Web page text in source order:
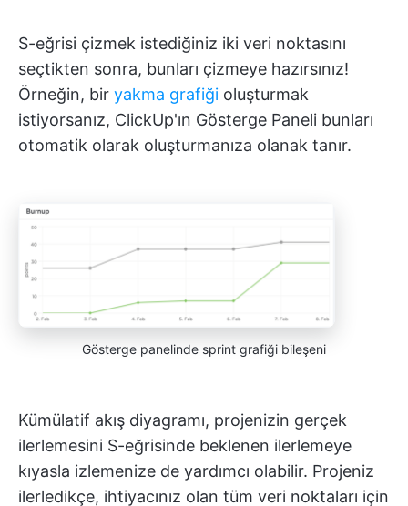
S-eğrisi çizmek istediğiniz iki veri noktasını
seçtikten sonra, bunları çizmeye hazırsınız!
Örneğin, bir yakma grafiği oluşturmak
istiyorsanız, ClickUp'ın Gösterge Paneli bunları
otomatik olarak oluşturmanıza olanak tanır.
Gösterge panelinde sprint grafiği bileşeni
Kümülatif akış diyagramı, projenizin gerçek
ilerlemesini S-eğrisinde beklenen ilerlemeye
kıyasla izlemenize de yardımcı olabilir. Projeniz
ilerledikçe, ihtiyacınız olan tüm veri noktaları için